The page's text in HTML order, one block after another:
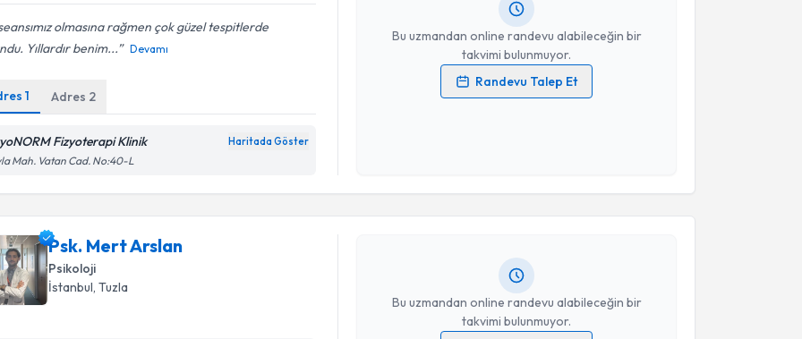
olmasına rağmen çok güzel tespitlerde
Yıllardır benim...
Devamı
1 Adres 2
Fizyoterapi Klinik Haritada Göster
Mah. Vatan Cad. No:40-L
Bu uzmandan online randevu alabileceğin bir
takvimi bulunmuyor.
Randevu Talep Et
Kişisel verilerimin işlenmesine ilişkinAydınlatma Metni
Takvim Talebini Gönder
Psk. Mert Arslan
Psikoloji
İstanbul, Tuzla
Bu uzmandan online randevu alabileceğin bir
takvimi bulunmuyor.